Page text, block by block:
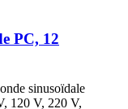
PC, 12